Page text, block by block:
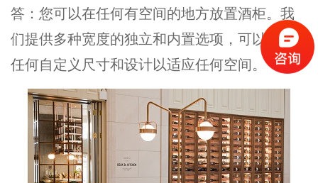
答：您可以在任何有空间的地方放置酒柜。我
们提供多种宽度的独立和内置选项，可以构建
任何自定义尺寸和设计以适应任何空间。